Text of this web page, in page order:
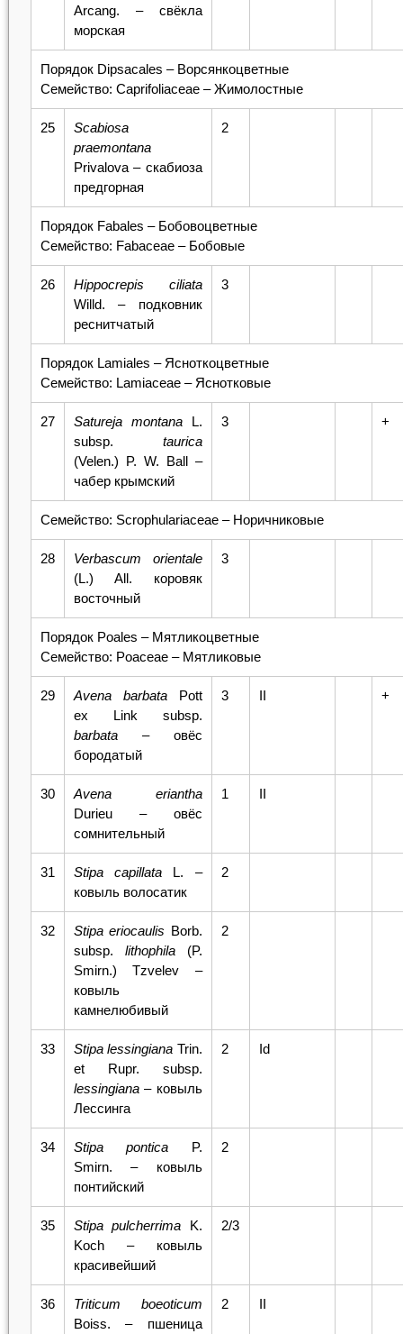
Arcang. – свёкла
морская
Порядок Dipsacales – Ворсянкоцветные
Семейство: Caprifoliaceae – Жимолостные
25
Scabiosa
praemontana
Privalova – скабиоза
предгорная
2
Порядок Fabales – Бобовоцветные
Семейство: Fabaceae – Бобовые
26
Hippocrepis ciliata
Willd. – подковник
реснитчатый
3
Порядок Lamiales – Ясноткоцветные
Семейство: Lamiaceae – Яснотковые
27 Satureja montana L.
subsp. taurica
(Velen.) P. W. Ball –
чабер крымский
3 +
Семейство: Scrophulariaceae – Норичниковые
28
Verbascum orientale
(L.) All. коровяк
восточный
3
Порядок Poales – Мятликоцветные
Семейство: Poaceae – Мятликовые
29 Avena barbataPott
ex Link subsp.
barbata– овёс
бородатый
3 II +
30 Avena
eriantha
Durieu – овёс
сомнительный
1 II
31 Stipa capillata L. –
ковыль волосатик
2
32 Stipa eriocaulis Borb.
subsp. lithophila (P.
Smirn.) Tzvelev –
ковыль
камнелюбивый
2
33 Stipa lessingiana Trin.
et Rupr. subsp.
lessingiana– ковыль
Лессинга
2 Id
34 Stipa pontica P.
Smirn. – ковыль
понтийский
2
35 Stipa pulcherrima K.
Koch – ковыль
красивейший
2/3
36
Triticum boeoticum
Boiss. – пшеница
2 II